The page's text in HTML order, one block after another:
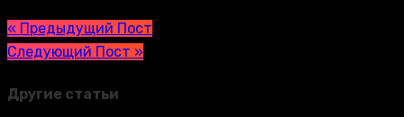
« Предыдущий Пост
Следующий Пост »
Другие статьи